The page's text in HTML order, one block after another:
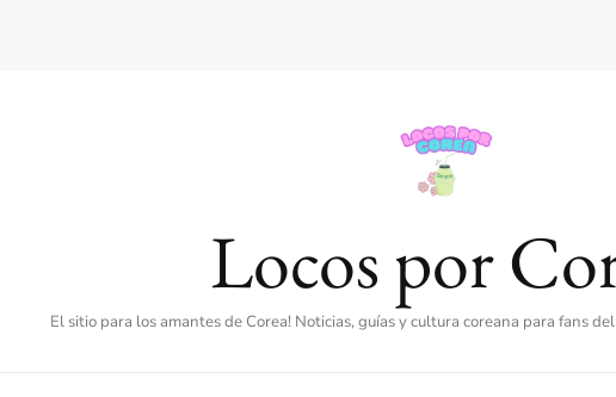
Locos por
El sitio para los amantes de Corea! Noticias, guías y cultura coreana para fans